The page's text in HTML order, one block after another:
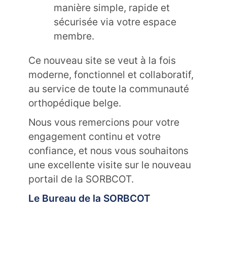
manière simple, rapide et
sécurisée via votre espace
membre.
Ce nouveau site se veut à la fois
moderne, fonctionnel et collaboratif,
au service de toute la communauté
orthopédique belge.
Nous vous remercions pour votre
engagement continu et votre
confiance, et nous vous souhaitons
une excellente visite sur le nouveau
portail de la SORBCOT.
Le Bureau de la SORBCOT